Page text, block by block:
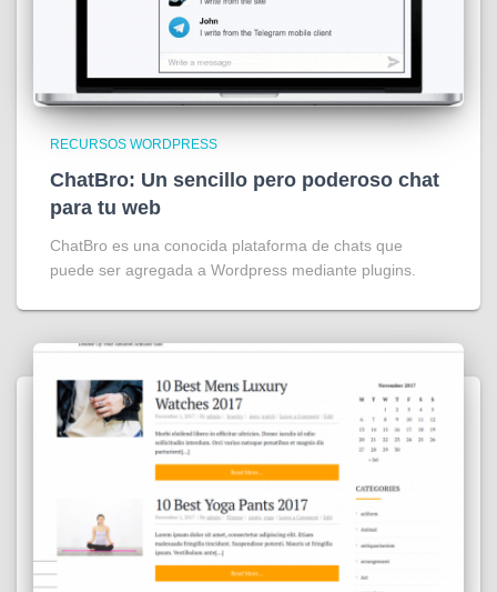
RECURSOS WORDPRESS
ChatBro: Un sencillo pero poderoso chat
para tu web
ChatBro es una conocida plataforma de chats que
puede ser agregada a Wordpress mediante plugins.